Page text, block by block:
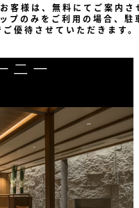
客様は、無料にてご案内さ
プのみをご利用の場合、駐
優待させていただきます。
ニー